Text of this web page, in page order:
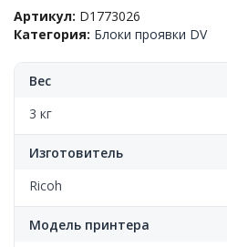
Артикул: D1773026
Категория: Блоки проявки DV
Вес
3 кг
Изготовитель
Ricoh
Модель принтера